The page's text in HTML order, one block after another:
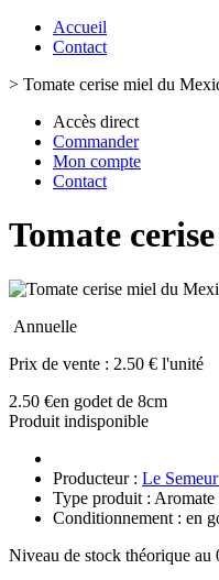
Accueil
Contact
> Tomate cerise miel du
Accès direct
Commander
Mon compte
Contact
Tomate
Annuelle
Prix de vente : 2.50 € l'unité
2.50 €en godet de 8cm
Produit indisponible
Producteur : Le
Type produit : Aromate
Conditionnement : en
Niveau de stock théorique au